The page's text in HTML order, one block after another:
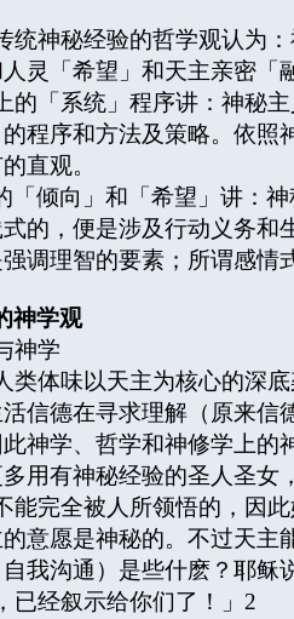
神秘经验的哲学观认为
灵「希望」和天主亲密「
「系统」程序讲：神秘
程序和方法及策略。依
直观。
「倾向」和「希望」讲：
的，便是涉及行动义务
调理智的要素；所谓感情
神学观
神学
体味以天主为核心的深
信德在寻求理解（原来
神学、哲学和神修学上的
用有神秘经验的圣人圣女
完全被人所领悟的，因
意愿是神秘的。不过天
我沟通）是些什麽？耶稣
经叙示给你们了！」 2